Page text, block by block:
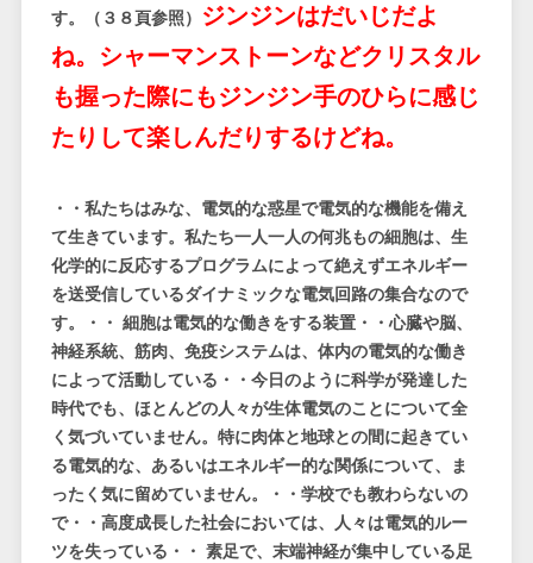
す。（３８頁参照） ジンジンはだいじだよ
ね。シャーマンストーンなどクリスタル
も握った際にもジンジン手のひらに感じ
たりして楽しんだりするけどね。
・・私たちはみな、電気的な惑星で電気的な機能を備え
て生きています。私たち一人一人の何兆もの細胞は、生
化学的に反応するプログラムによって絶えずエネルギー
を送受信しているダイナミックな電気回路の集合なので
す。・・ 細胞は電気的な働きをする装置・・心臓や脳、
神経系統、筋肉、免疫システムは、体内の電気的な働き
によって活動している・・今日のように科学が発達した
時代でも、ほとんどの人々が生体電気のことについて全
く気づいていません。特に肉体と地球との間に起きてい
る電気的な、あるいはエネルギー的な関係について、ま
ったく気に留めていません。・・学校でも教わらないの
で・・高度成長した社会においては、人々は電気的ルー
ツを失っている・・ 素足で、末端神経が集中している足